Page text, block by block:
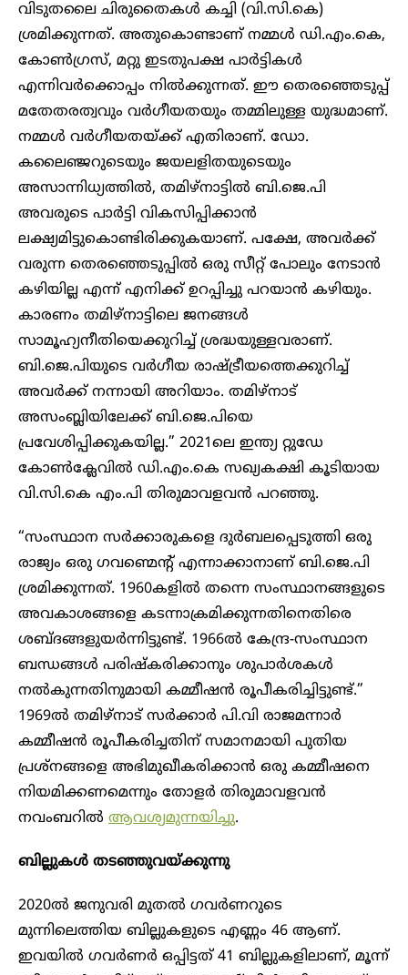
വിടുതലൈ ചിരുതൈകൾ കച്ചി (വി.സി.കെ)
ശ്രമിക്കുന്നത്. അതുകൊണ്ടാണ് നമ്മൾ ഡി.എം.കെ,
കോൺഗ്രസ്, മറ്റു ഇടതുപക്ഷ പാർട്ടികൾ
എന്നിവർക്കൊപ്പം നിൽക്കുന്നത്. ഈ തെരഞ്ഞെടുപ്പ്
മതേതരത്വവും വർഗീയതയും തമ്മിലുള്ള യുദ്ധമാണ്.
നമ്മൾ വർഗീയതയ്ക്ക് എതിരാണ്. ഡോ.
കലൈഞ്ജറുടെയും ജയലളിതയുടെയും
അസാന്നിധ്യത്തിൽ, തമിഴ്‌നാട്ടിൽ ബി.ജെ.പി
അവരുടെ പാർട്ടി വികസിപ്പിക്കാൻ
ലക്ഷ്യമിട്ടുകൊണ്ടിരിക്കുകയാണ്. പക്ഷേ, അവർക്ക്
വരുന്ന തെരഞ്ഞെടുപ്പിൽ ഒരു സീറ്റ് പോലും നേടാൻ
കഴിയില്ല എന്ന് എനിക്ക് ഉറപ്പിച്ചു പറയാൻ കഴിയും.
കാരണം തമിഴ്‌നാട്ടിലെ ജനങ്ങൾ
സാമൂഹ്യനീതിയെക്കുറിച്ച് ശ്രദ്ധയുള്ളവരാണ്.
ബി.ജെ.പിയുടെ വർഗീയ രാഷ്ട്രീയത്തെക്കുറിച്ച്
അവർക്ക് നന്നായി അറിയാം. തമിഴ്‌നാട്
അസംബ്ലിയിലേക്ക് ബി.ജെ.പിയെ
പ്രവേശിപ്പിക്കുകയില്ല.” 2021ലെ ഇന്ത്യ റ്റുഡേ
കോൺക്ലേവിൽ ഡി.എം.കെ സഖ്യകക്ഷി കൂടിയായ
വി.സി.കെ എം.പി തിരുമാവളവൻ പറഞ്ഞു.
“സംസ്ഥാന സര്‍ക്കാരുകളെ ദുര്‍ബലപ്പെടുത്തി ഒരു
രാജ്യം ഒരു ഗവണ്മെന്റ് എന്നാക്കാനാണ് ബി.ജെ.പി
ശ്രമിക്കുന്നത്. 1960കളില്‍ തന്നെ സംസ്ഥാനങ്ങളുടെ
അവകാശങ്ങളെ കടന്നാക്രമിക്കുന്നതിനെതിരെ
ശബ്ദങ്ങളുയര്‍ന്നിട്ടുണ്ട്. 1966ല്‍ കേന്ദ്ര-സംസ്ഥാന
ബന്ധങ്ങള്‍ പരിഷ്‌കരിക്കാനും ശുപാര്‍ശകള്‍
നല്‍കുന്നതിനുമായി കമ്മീഷന്‍ രൂപീകരിച്ചിട്ടുണ്ട്.”
1969ല്‍ തമിഴ്‌നാട് സർക്കാർ പി.വി രാജമന്നാര്‍
കമ്മീഷന്‍ രൂപീകരിച്ചതിന് സമാനമായി പുതിയ
പ്രശ്‌നങ്ങളെ അഭിമുഖീകരിക്കാന്‍ ഒരു കമ്മീഷനെ
നിയമിക്കണമെന്നും തോളർ തിരുമാവളവന്‍
നവംബറിൽ ആവശ്യമുന്നയിച്ചു.
ബില്ലുകൾ തടഞ്ഞുവയ്ക്കുന്നു
2020ൽ ജനുവരി മുതൽ ​ഗവർണറുടെ
മുന്നിലെത്തിയ ബില്ലുകളുടെ എണ്ണം 46 ആണ്.
ഇവയിൽ ഗവർണർ ഒപ്പിട്ടത് 41 ബില്ലുകളിലാണ്, മൂന്ന്